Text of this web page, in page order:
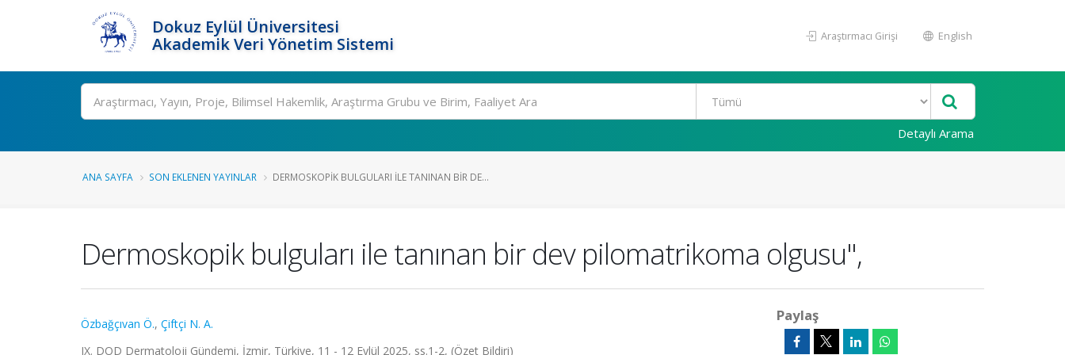
Dokuz Eylül Üniversitesi
Akademik Veri Yönetim Sistemi
Araştırmacı Girişi English
Ara
Detaylı Arama
ANA SAYFA SON EKLENEN YAYINLAR DERMOSKOPIK BULGULARI ILE TANINAN BIR DE...
Dermoskopik bulguları ile tanınan bir dev pilomatrikoma olgusu",
Özbağçıvan Ö., Çiftçi N. A.
IX. DOD Dermatoloji Gündemi, İzmir, Türkiye, 11 - 12 Eylül 2025, ss.1-2, (Özet Bildiri)
Paylaş